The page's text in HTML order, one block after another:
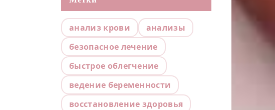
анализ крови
анализы
безопасное лечение
быстрое облегчение
ведение беременности
восстановление здоровья